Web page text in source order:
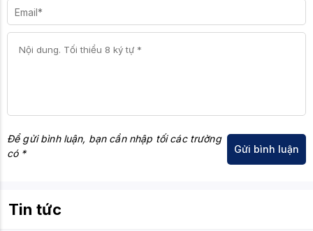
Để gửi bình luận, bạn cần nhập tối các trường
có *
Tin tức